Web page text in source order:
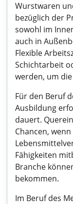
Wurstwaren
bezüglich der
sowohl im
auch in
Flexible
Schichtarbeit
werden, um
Für den Beruf
Ausbildung
dauert.
Chancen,
Fähigkeiten
Branche
bekommen.
Im Beruf des